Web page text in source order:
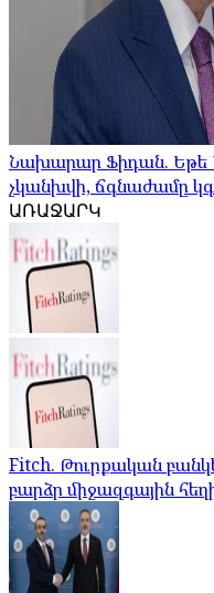
Նախարար Ֆիդան. Եթե
չկանխվի, ճգնաժամը
ԱՌԱՋԱՐԿ
Fitch. Թուրքական
բարձր միջազգային